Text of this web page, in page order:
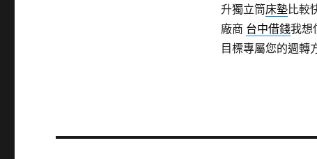
升獨立筒床墊比較
廠商 台中借錢我想
目標專屬您的週轉